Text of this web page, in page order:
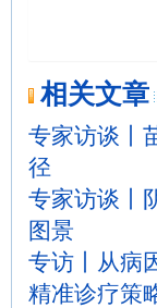
相关文章
专家访谈丨
径
专家访谈丨
图景
专访丨从病
精准诊疗策